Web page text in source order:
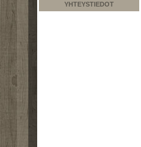
YHTEYSTIEDOT